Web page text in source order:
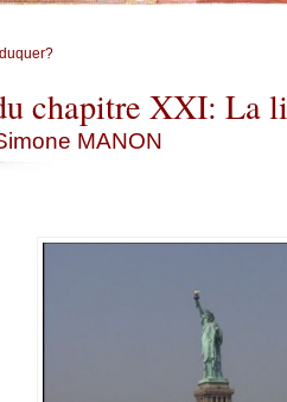
chapitre XXI: La
MANON